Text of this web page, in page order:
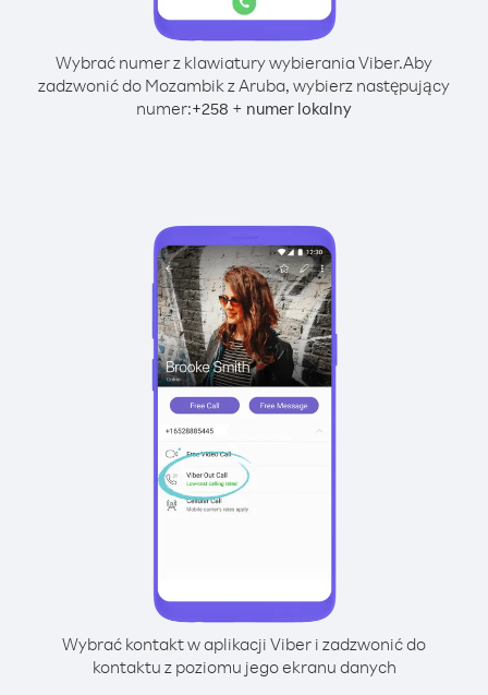
Wybrać numer z klawiatury wybierania Viber.Aby
zadzwonić do Mozambik z Aruba, wybierz następujący
numer:+258 + numer lokalny
Wybrać kontakt w aplikacji Viber i zadzwonić do
kontaktu z poziomu jego ekranu danych